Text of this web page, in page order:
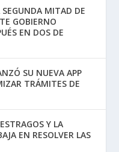
SEGUNDA MITAD DE
GOBIERNO
EN DOS DE
SU NUEVA APP
TRÁMITES DE
Y LA
EN RESOLVER LAS